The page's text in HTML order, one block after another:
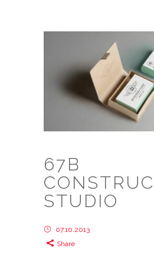
67B
STUDIO
07.10.2013
Share